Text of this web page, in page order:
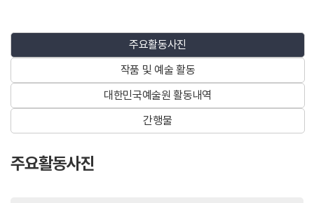
2006
비에냐프스키 국제콩쿨 감사패
2007
폴란드 정부로부터 문화훈장 수여
2009
이탈리아 대통령으로부터 ‘A Life of Music'
증서와 메달 수여
주요활동사진
작품 및 예술 활동
대한민국예술원 활동내역
간행물
주요활동사진